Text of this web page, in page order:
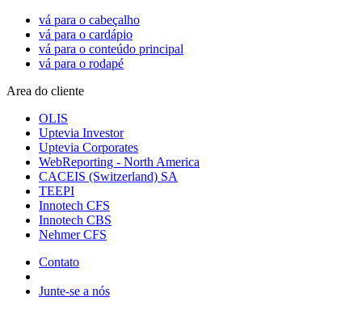
vá para o cabeçalho
vá para o cardápio
vá para o conteúdo principal
vá para o rodapé
Area do cliente
OLIS
Uptevia Investor
Uptevia Corporates
WebReporting - North America
CACEIS (Switzerland) SA
TEEPI
Innotech CFS
Innotech CBS
Nehmer CFS
Contato
Junte-se a nós